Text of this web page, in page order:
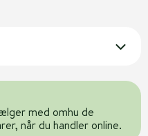
med omhu de
når du handler online.